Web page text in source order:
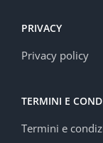
PRIVACY
Privacy policy
TERMINI E
Termini e